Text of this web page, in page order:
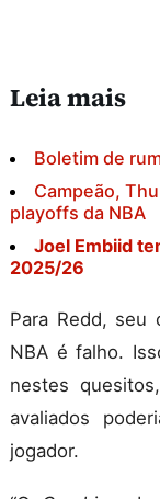
Leia mais
Boletim de
Campeão,
playoffs da NBA
Joel Embiid
2025/26
Para Redd, seu
NBA é falho.
nestes
avaliados
jogador.